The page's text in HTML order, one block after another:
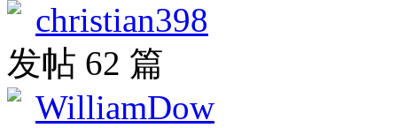
christian398
发帖 62 篇
WilliamDow